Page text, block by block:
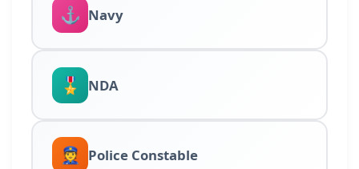
⚓ Navy
🎖️ NDA
👮 Police Constable